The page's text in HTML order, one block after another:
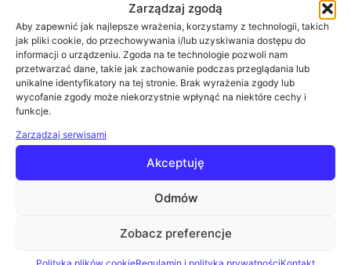
Zarządzaj zgodą
Aby zapewnić jak najlepsze wrażenia, korzystamy z technologii, takich
jak pliki cookie, do przechowywania i/lub uzyskiwania dostępu do
informacji o urządzeniu. Zgoda na te technologie pozwoli nam
przetwarzać dane, takie jak zachowanie podczas przeglądania lub
unikalne identyfikatory na tej stronie. Brak wyrażenia zgody lub
wycofanie zgody może niekorzystnie wpłynąć na niektóre cechy i
funkcje.
Zarządzaj serwisami
Akceptuję
Odmów
Zobacz preferencje
ZAREJESTROWANYM UCZESTNIKOM ZAPEWNIAMY:
możliwość udziału w wybranych wykładach
możliwość otrzymania potwierdzenia udziału w
konferencji (zaświadczenia w trakcie spotkania
lub wystawienie certyfikatu uczestnictwa po
wydarzeniu)
ZAPREZENTUJ SWOJĄ FIRMĘ!
rozwojowi centrów danych, zainteresowane